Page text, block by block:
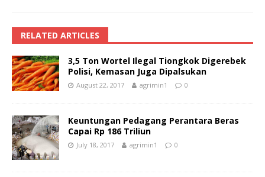
RELATED ARTICLES
3,5 Ton Wortel Ilegal Tiongkok Digerebek
Polisi, Kemasan Juga Dipalsukan
August 22, 2017 agrimin1 0
Keuntungan Pedagang Perantara Beras
Capai Rp 186 Triliun
July 18, 2017 agrimin1 0